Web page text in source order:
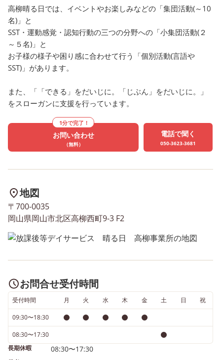
高柳晴る日では、イベントやお楽しみなどの「集団活動(～10
名)」と
SST・運動感覚・認知行動の三つの分野への「小集団活動(２
～５名)」と
お子様の様子や困り感に合わせて行う「個別活動(言語や
SST)」があります。
また、「「できる」をだいじに。「じぶん」をだいじに。」
をスローガンに支援を行っています。
1分で完了！
お問い合わせ
（無料）
電話で聞く
050-3623-3681
地図
〒700-0035
岡山県岡山市北区高柳西町9-3 F2
お問合せ受付時間
受付時間 月 火 水 木 金 土 日 祝
09:30〜18:30
08:30〜17:30
長期休暇
08:30〜17:30